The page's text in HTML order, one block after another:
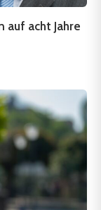
auf acht Jahre